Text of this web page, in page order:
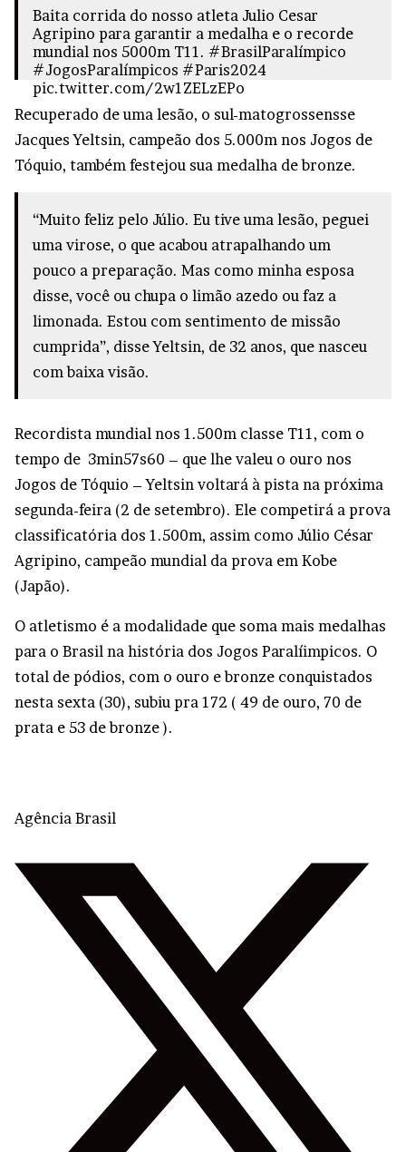
Baita corrida do nosso atleta Julio Cesar
Agripino para garantir a medalha e o recorde
mundial nos 5000m T11. #BrasilParalímpico
#JogosParalímpicos #Paris2024
pic.twitter.com/2w1ZELzEPo
— Comitê Paralímpico Brasileiro
(@BraParalimpico)August 30, 2024
Recuperado de uma lesão, o sul-matogrossensse
Jacques Yeltsin, campeão dos 5.000m nos Jogos de
Tóquio, também festejou sua medalha de bronze.
“Muito feliz pelo Júlio. Eu tive uma lesão, peguei
uma virose, o que acabou atrapalhando um
pouco a preparação. Mas como minha esposa
disse, você ou chupa o limão azedo ou faz a
limonada. Estou com sentimento de missão
cumprida”, disse Yeltsin, de 32 anos, que nasceu
com baixa visão.
Recordista mundial nos 1.500m classe T11, com o
tempo de 3min57s60 – que lhe valeu o ouro nos
Jogos de Tóquio – Yeltsin voltará à pista na próxima
segunda-feira (2 de setembro). Ele competirá a prova
classificatória dos 1.500m, assim como Júlio César
Agripino, campeão mundial da prova em Kobe
(Japão).
O atletismo é a modalidade que soma mais medalhas
para o Brasil na história dos Jogos Paralíimpicos. O
total de pódios, com o ouro e bronze conquistados
nesta sexta (30), subiu pra 172 ( 49 de ouro, 70 de
prata e 53 de bronze ).
Agência Brasil